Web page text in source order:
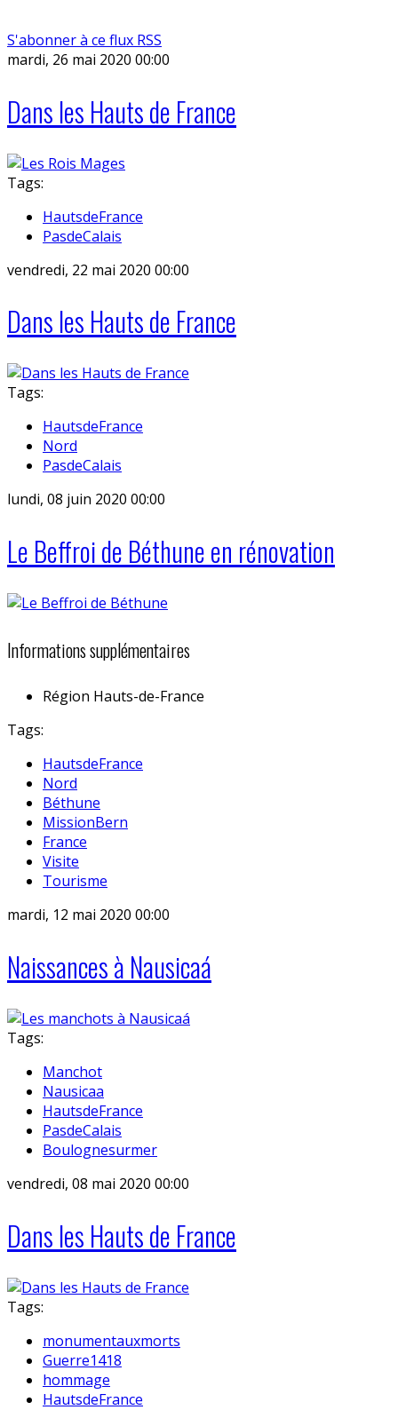
S'abonner à ce flux RSS
mardi, 26 mai 2020 00:00
Dans les Hauts de France
Tags:
HautsdeFrance
PasdeCalais
vendredi, 22 mai 2020 00:00
Dans les Hauts de France
Tags:
HautsdeFrance
Nord
PasdeCalais
lundi, 08 juin 2020 00:00
Le Beffroi de Béthune en rénovation
Informations supplémentaires
Région Hauts-de-France
Tags:
HautsdeFrance
Nord
Béthune
MissionBern
France
Visite
Tourisme
mardi, 12 mai 2020 00:00
Naissances à Nausicaá
Tags:
Manchot
Nausicaa
HautsdeFrance
PasdeCalais
Boulognesurmer
vendredi, 08 mai 2020 00:00
Dans les Hauts de France
Tags:
monumentauxmorts
Guerre1418
hommage
HautsdeFrance